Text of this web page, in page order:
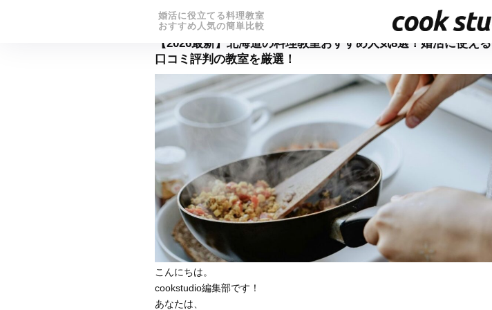
婚活に役立てる料理教室
おすすめ人気の簡単比較
【2026最新】北海道の料理教室おすすめ人気8選！婚活に使える
口コミ評判の教室を厳選！
こんにちは。
cookstudio編集部です！
あなたは、